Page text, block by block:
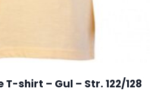
T-shirt – Gul – Str. 122/128